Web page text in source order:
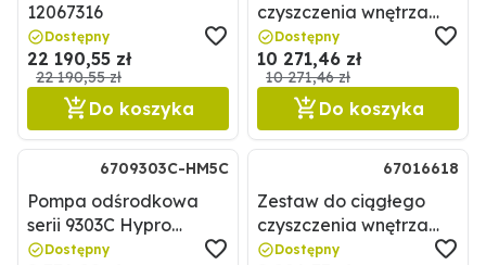
12067316
Dostępny
22 190,55 zł
22 190,55 zł
Do koszyka
czyszczenia wnętrza
Agrotop 67011600840
Dostępny
10 271,46 zł
10 271,46 zł
Do koszyka
6709303C-HM5C
Pompa odśrodkowa
serii 9303C Hypro
6709303C-HM5C
Dostępny
67016618
Zestaw do ciągłego
czyszczenia wnętrza
Agrotop 67016618
Dostępny